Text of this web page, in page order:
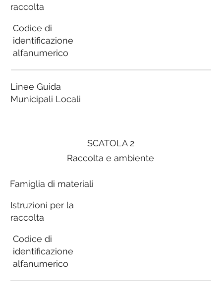
SCATOLA 2
Raccolta e ambiente
Famiglia di materiali
Istruzioni per la
raccolta
Codice di
identificazione
alfanumerico
raccolta
Codice di
identificazione
alfanumerico
Linee Guida
Municipali Locali